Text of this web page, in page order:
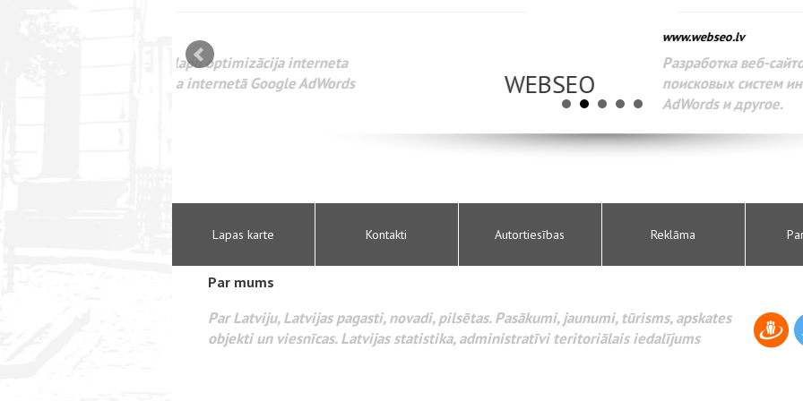
WEBSEO
Разработка веб-сайтов Администрирование веб-сайтов.
поисковых систем интернета. Раскрутка веб-сайтов.
Lapas karte Kontakti Autortiesības Reklāma
Par mums
Par Latviju, Latvijas pagasti, novadi, pilsētas. Pasākumi, jaunumi, tūrisms, apskates
objekti un viesnīcas. Latvijas statistika, administratīvi teritoriālais iedalījums